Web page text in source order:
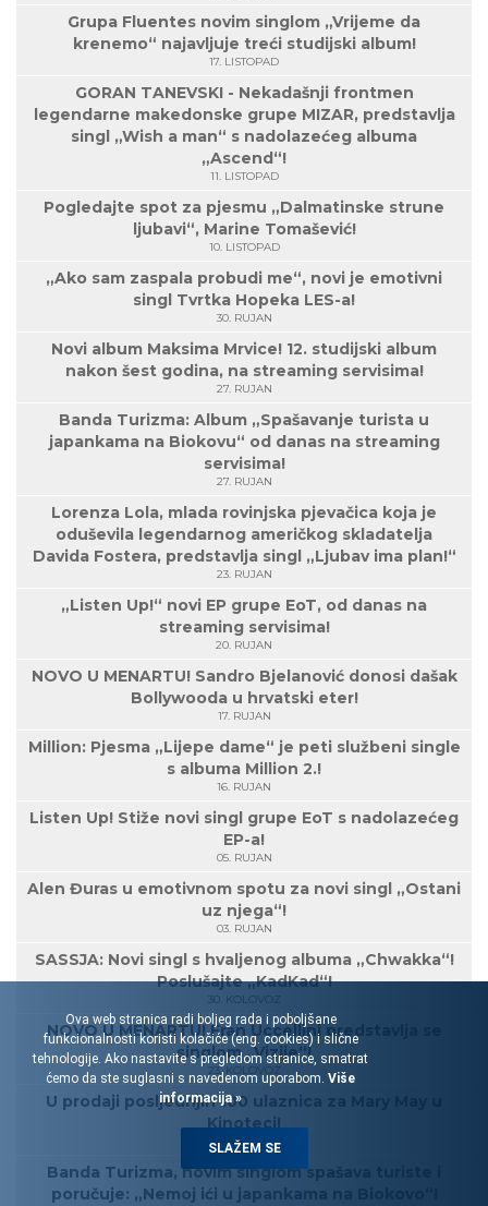
Grupa Fluentes novim singlom „Vrijeme da
krenemo“ najavljuje treći studijski album!
17. LISTOPAD
GORAN TANEVSKI - Nekadašnji frontmen
legendarne makedonske grupe MIZAR, predstavlja
singl „Wish a man“ s nadolazećeg albuma
„Ascend“!
11. LISTOPAD
Pogledajte spot za pjesmu „Dalmatinske strune
ljubavi“, Marine Tomašević!
10. LISTOPAD
„Ako sam zaspala probudi me“, novi je emotivni
singl Tvrtka Hopeka LES-a!
30. RUJAN
Novi album Maksima Mrvice! 12. studijski album
nakon šest godina, na streaming servisima!
27. RUJAN
Banda Turizma: Album „Spašavanje turista u
japankama na Biokovu“ od danas na streaming
servisima!
27. RUJAN
Lorenza Lola, mlada rovinjska pjevačica koja je
oduševila legendarnog američkog skladatelja
Davida Fostera, predstavlja singl „Ljubav ima plan!“
23. RUJAN
„Listen Up!“ novi EP grupe EoT, od danas na
streaming servisima!
20. RUJAN
NOVO U MENARTU! Sandro Bjelanović donosi dašak
Bollywooda u hrvatski eter!
17. RUJAN
Million: Pjesma „Lijepe dame“ je peti službeni single
s albuma Million 2.!
16. RUJAN
Listen Up! Stiže novi singl grupe EoT s nadolazećeg
EP-a!
05. RUJAN
Alen Đuras u emotivnom spotu za novi singl „Ostani
uz njega“!
03. RUJAN
SASSJA: Novi singl s hvaljenog albuma „Chwakka“!
Poslušajte „KadKad“!
30. KOLOVOZ
NOVO U MENARTU! Fran Uccellini predstavlja se
singlom „Vizije“!
23. KOLOVOZ
U prodaji posljednjih 100 ulaznica za Mary May u
Kinoteci!
21. KOLOVOZ
Banda Turizma, novim singlom spašava turiste i
poručuje: „Nemoj ići u japankama na Biokovo“!
Ova web stranica radi boljeg rada i poboljšane
funkcionalnosti koristi kolačiće (eng. cookies) i slične
tehnologije. Ako nastavite s pregledom stranice, smatrat
ćemo da ste suglasni s navedenom uporabom. Više
informacija »
SLAŽEM SE